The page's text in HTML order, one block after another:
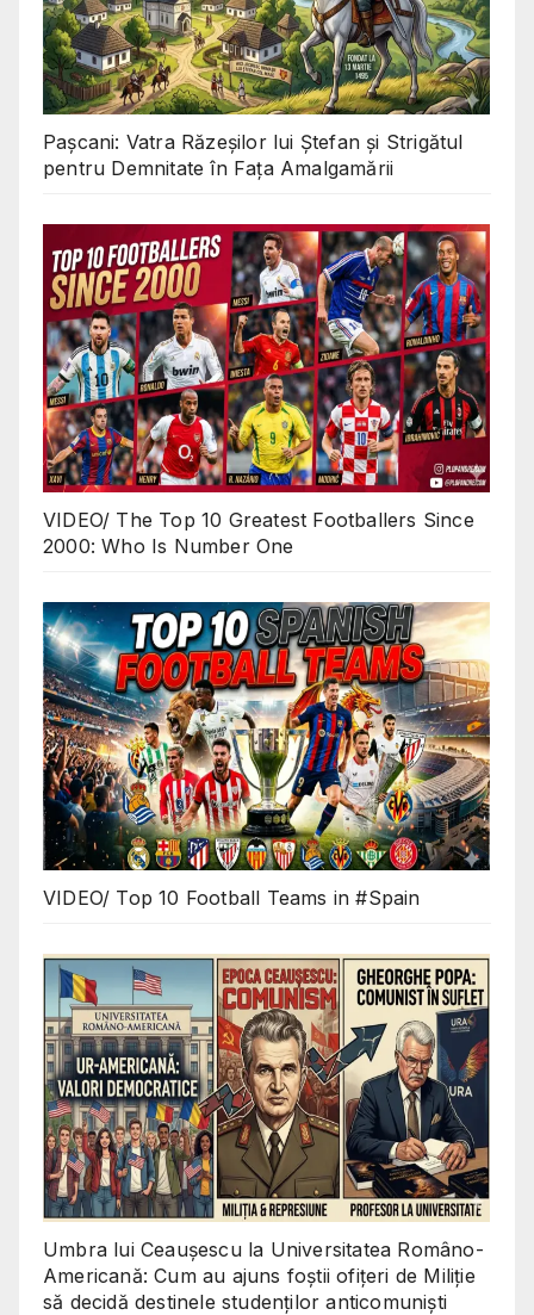
Pașcani: Vatra Răzeșilor lui Ștefan și Strigătul
pentru Demnitate în Fața Amalgamării
VIDEO/ The Top 10 Greatest Footballers Since
2000: Who Is Number One
VIDEO/ Top 10 Football Teams in #Spain
Umbra lui Ceaușescu la Universitatea Româno-
Americană: Cum au ajuns foștii ofițeri de Miliție
să decidă destinele studenților anticomuniști